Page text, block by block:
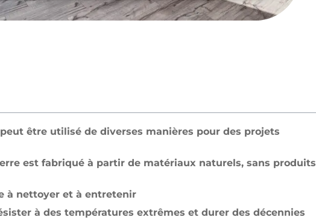
être utilisé de diverses manières pour des projets
est fabriqué à partir de matériaux naturels, sans produits
à nettoyer et à entretenir
à des températures extrêmes et durer des décennies